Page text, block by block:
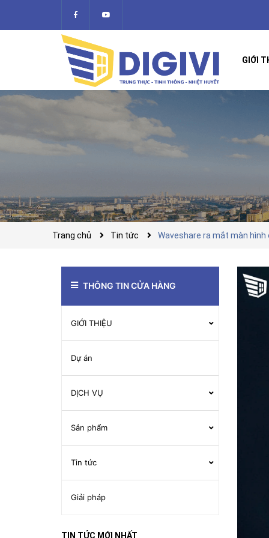
GIỚI
Trang chủ Tin tức Waveshare ra mắt màn hình
THÔNG TIN CỬA HÀNG
GIỚI THIỆU
Dự án
DỊCH VỤ
Sản phẩm
Tin tức
Giải pháp
TIN TỨC MỚI NHẤT